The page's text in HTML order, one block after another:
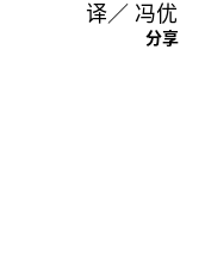
译／ 冯优
分享